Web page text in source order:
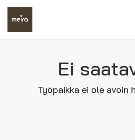
Ei
Työpaikka ei ole avoin